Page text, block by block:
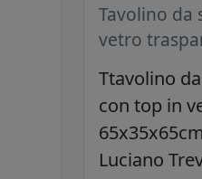
Tavolino da
vetro
Ttavolino
con top in
Luciano